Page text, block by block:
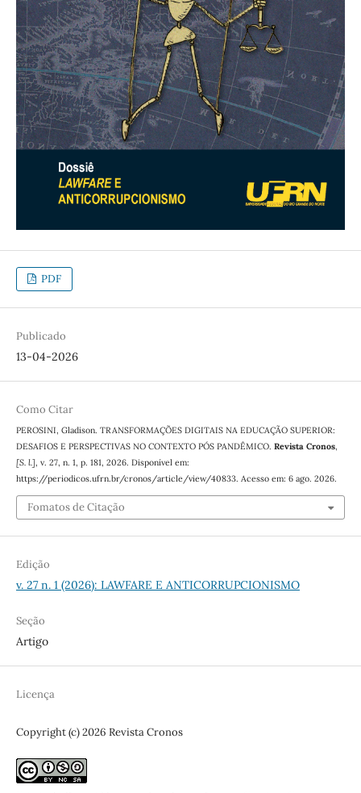
PDF
Publicado
13-04-2026
Como Citar
PEROSINI, Gladison. TRANSFORMAÇÕES DIGITAIS NA EDUCAÇÃO SUPERIOR:
DESAFIOS E PERSPECTIVAS NO CONTEXTO PÓS PANDÊMICO. Revista Cronos,
[S. l.], v. 27, n. 1, p. 181, 2026. Disponível em:
https://periodicos.ufrn.br/cronos/article/view/40833. Acesso em: 6 ago. 2026.
Fomatos de Citação
Edição
v. 27 n. 1 (2026): LAWFARE E ANTICORRUPCIONISMO
Seção
Artigo
Licença
Copyright (c) 2026 Revista Cronos